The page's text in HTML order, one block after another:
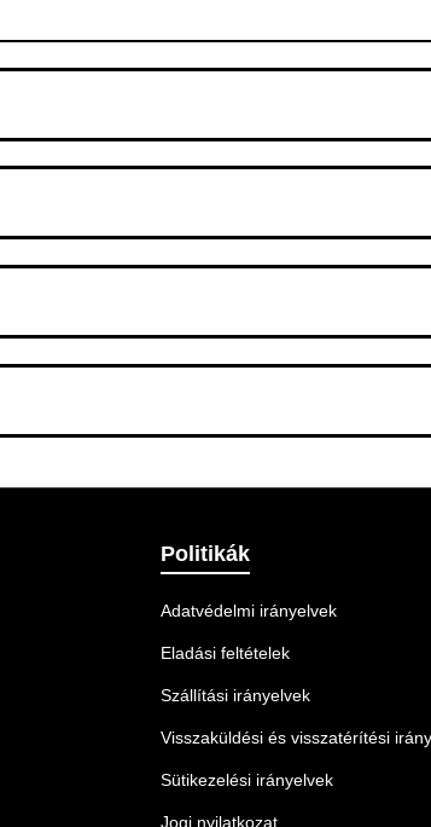
Politikák
Adatvédelmi irányelvek
Eladási feltételek
Szállítási irányelvek
Visszaküldési és visszatérítési
Sütikezelési irányelvek
Jogi nyilatkozat